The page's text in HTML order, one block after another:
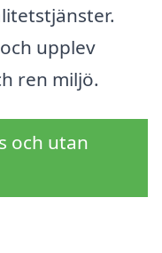
upplev
ren miljö.
och utan